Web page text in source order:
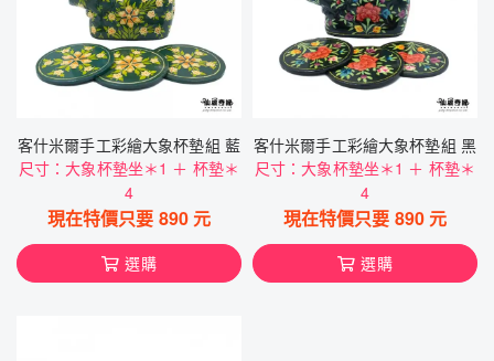
客什米爾手工彩繪大象杯墊組 藍
尺寸：大象杯墊坐＊1 ＋ 杯墊＊
4
現在特價只要 890 元
選購
客什米爾手工彩繪大象杯墊組 黑
尺寸：大象杯墊坐＊1 ＋ 杯墊＊
4
現在特價只要 890 元
選購